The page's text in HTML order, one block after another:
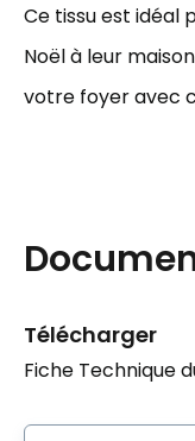
Ce tissu est idéal
Noël à leur
votre foyer avec
Télécharger
Fiche Technique